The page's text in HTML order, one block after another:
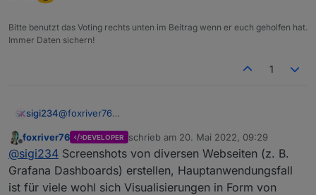
Bitte benutzt das Voting rechts unten im Beitrag wenn er euch geholfen hat.
Immer Daten sichern!
1
sigi234@foxriver76
nicht
Offline
foxriver76 DEVELOPER schrieb am 20. Mai 2022, 09:29
zuletzt editiert von
@sigi234 Screenshots von diversen Webseiten (z. B.
Grafana Dashboards) erstellen, Hauptanwendungsfall
ist für viele wohl sich Visualisierungen in Form von